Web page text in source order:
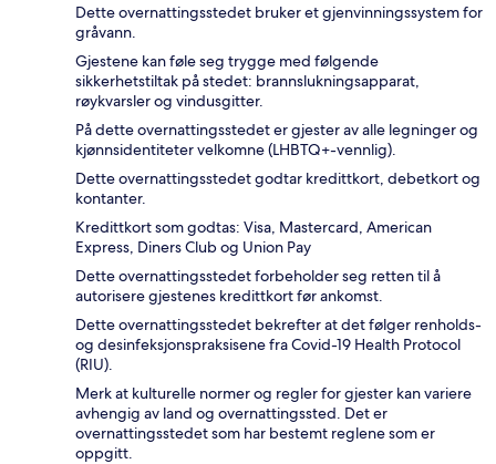
Dette overnattingsstedet bruker et gjenvinningssystem for
gråvann.
Gjestene kan føle seg trygge med følgende
sikkerhetstiltak på stedet: brannslukningsapparat,
røykvarsler og vindusgitter.
På dette overnattingsstedet er gjester av alle legninger og
kjønnsidentiteter velkomne (LHBTQ+-vennlig).
Dette overnattingsstedet godtar kredittkort, debetkort og
kontanter.
Kredittkort som godtas: Visa, Mastercard, American
Express, Diners Club og Union Pay
Dette overnattingsstedet forbeholder seg retten til å
autorisere gjestenes kredittkort før ankomst.
Dette overnattingsstedet bekrefter at det følger renholds-
og desinfeksjonspraksisene fra Covid-19 Health Protocol
(RIU).
Merk at kulturelle normer og regler for gjester kan variere
avhengig av land og overnattingssted. Det er
overnattingsstedet som har bestemt reglene som er
oppgitt.